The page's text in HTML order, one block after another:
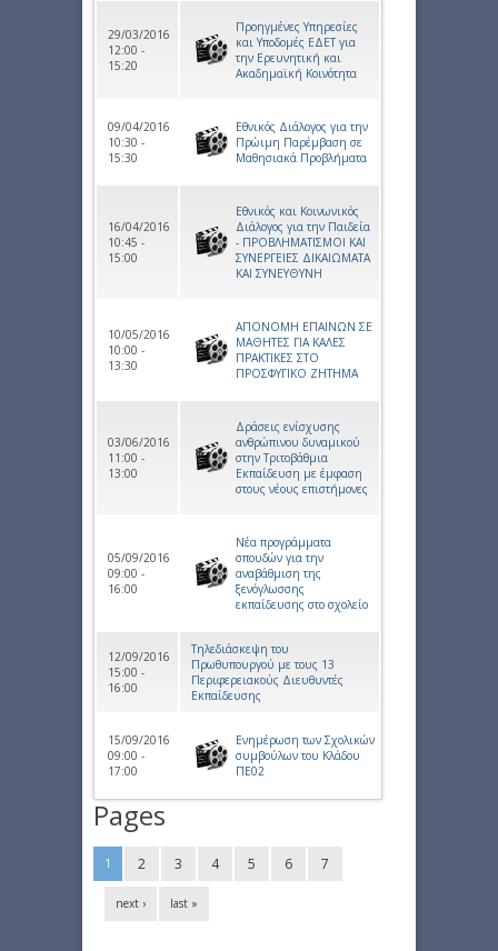
29/03/2016
12:00 -
15:20
Προηγμένες Υπηρεσίες
και Υποδομές ΕΔΕΤ για
την Ερευνητική και
Ακαδημαϊκή Κοινότητα
09/04/2016
10:30 -
15:30
Εθνικός Διάλογος για την
Πρώιμη Παρέμβαση σε
Μαθησιακά Προβλήματα
16/04/2016
10:45 -
15:00
Εθνικός και Κοινωνικός
Διάλογος για την Παιδεία
- ΠΡΟΒΛΗΜΑΤΙΣΜΟΙ ΚΑΙ
ΣΥΝΕΡΓΕΙΕΣ ΔΙΚΑΙΩΜΑΤΑ
ΚΑΙ ΣΥΝΕΥΘΥΝΗ
10/05/2016
10:00 -
13:30
ΑΠΟΝΟΜΗ ΕΠΑΙΝΩΝ ΣΕ
ΜΑΘΗΤΕΣ ΓΙΑ ΚΑΛΕΣ
ΠΡΑΚΤΙΚΕΣ ΣΤΟ
ΠΡΟΣΦΥΓΙΚΟ ΖΗΤΗΜΑ
03/06/2016
11:00 -
13:00
Δράσεις ενίσχυσης
ανθρώπινου δυναμικού
στην Τριτοβάθμια
Εκπαίδευση με έμφαση
στους νέους επιστήμονες
05/09/2016
09:00 -
16:00
Νέα προγράμματα
σπουδών για την
αναβάθμιση της
ξενόγλωσσης
εκπαίδευσης στο σχολείο
12/09/2016
15:00 -
16:00
Τηλεδιάσκεψη του
Πρωθυπουργού με τους 13
Περιφερειακούς Διευθυντές
Εκπαίδευσης
15/09/2016
09:00 -
17:00
Ενημέρωση των Σχολικών
συμβούλων του Κλάδου
ΠΕ02
Pages
1 2 3 4 5 6 7
next › last »